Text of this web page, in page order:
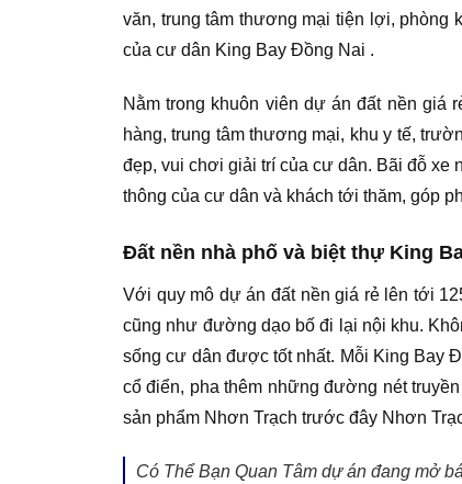
văn, trung tâm thương mại tiện lợi, phòng
của cư dân King Bay Đồng Nai .
Nằm trong khuôn viên dự án đất nền giá
hàng, trung tâm thương mại, khu y tế,
đẹp, vui chơi giải trí của cư dân. Bãi đỗ
thông của cư dân và khách tới thăm, góp
Đất nền nhà phố và biệt thự King
Với quy mô dự án đất nền giá rẻ lên tới
cũng như đường dạo bố đi lại nội khu.
sống cư dân được tốt nhất. Mỗi King Bay
cổ điển, pha thêm những đường nét
sản phẩm Nhơn Trạch trước đây Nhơn
Có Thể Bạn Quan Tâm dự án đang mở